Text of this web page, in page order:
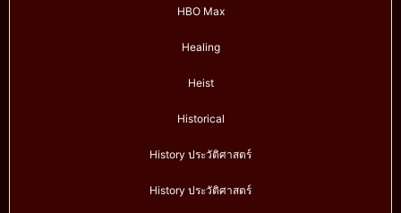
HBO Max
Healing
Heist
Historical
History ประวัติศาสตร์
History ประวัติศาสตร์